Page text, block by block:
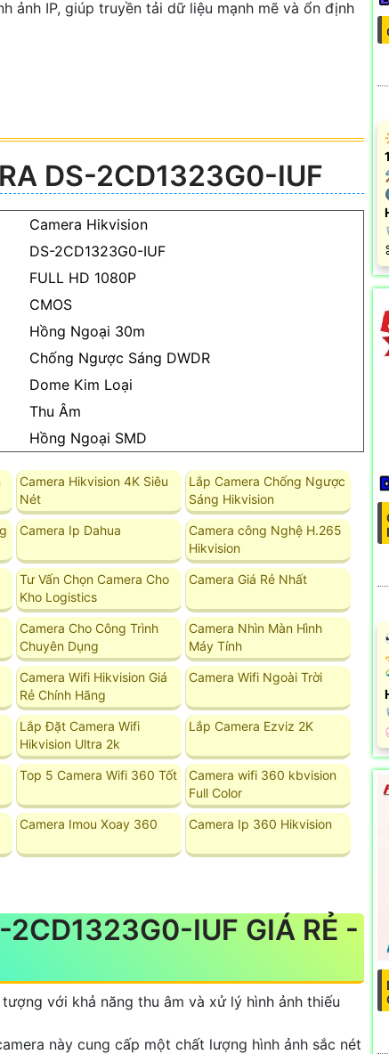
ảnh IP, giúp truyền tải dữ liệu mạnh mẽ và ổn định
DS-2CD1323G0-IUF
Camera Hikvision
DS-2CD1323G0-IUF
FULL HD 1080P
CMOS
Hồng Ngoại 30m
Chống Ngược Sáng DWDR
Dome Kim Loại
Thu Âm
Hồng Ngoại SMD
Camera Hikvision 4K Siêu
Nét
Lắp Camera Chống Ngược
Sáng Hikvision
Camera Ip Dahua
Camera công Nghệ H.265
Hikvision
Tư Vấn Chọn Camera Cho
Kho Logistics
Camera Giá Rẻ Nhất
Camera Cho Công Trình
Chuyên Dụng
Camera Nhìn Màn Hình
Máy Tính
Camera Wifi Hikvision Giá
Rẻ Chính Hãng
Camera Wifi Ngoài Trời
Lắp Đặt Camera Wifi
Hikvision Ultra 2k
Lắp Camera Ezviz 2K
Top 5 Camera Wifi 360 Tốt
Camera wifi 360 kbvision
Full Color
Camera Imou Xoay 360 Camera Ip 360 Hikvision
IUF GIÁ RẺ -
với khả năng thu âm và xử lý hình ảnh thiếu
này cung cấp một chất lượng hình ảnh sắc nét